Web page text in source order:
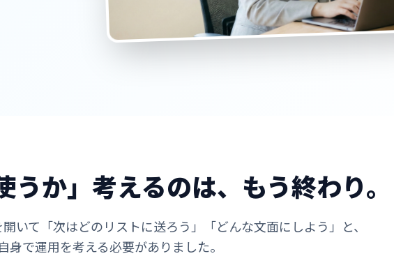
うか」考えるのは、もう終わり。
いて「次はどのリストに送ろう」「どんな文面にしよう」と、
身で運用を考える必要がありました。